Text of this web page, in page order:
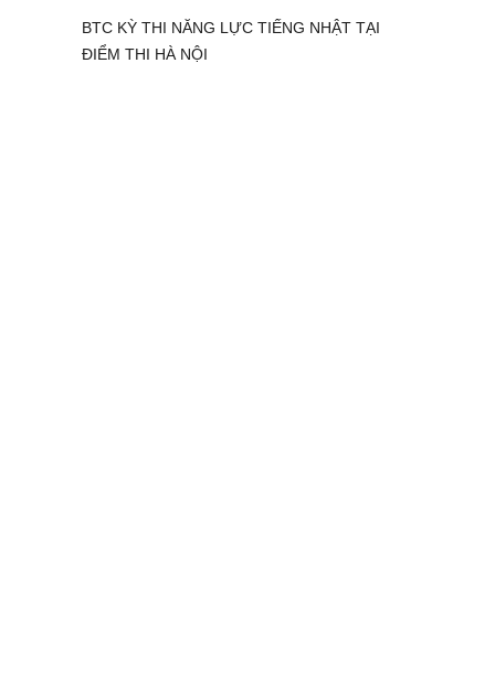
BTC KỲ THI NĂNG LỰC TIẾNG NHẬT TẠI
ĐIỂM THI HÀ NỘI